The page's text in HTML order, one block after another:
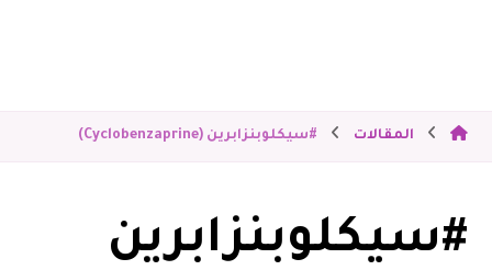
المقالات #سيكلوبنزابرين (Cyclobenzaprine)
#سيكلوبنزابرين